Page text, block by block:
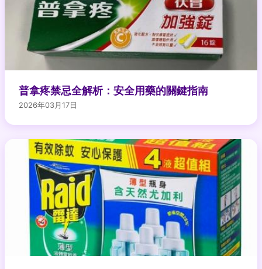
普拿疼禁忌全解析：安全用藥的關鍵指南
2026年03月17日